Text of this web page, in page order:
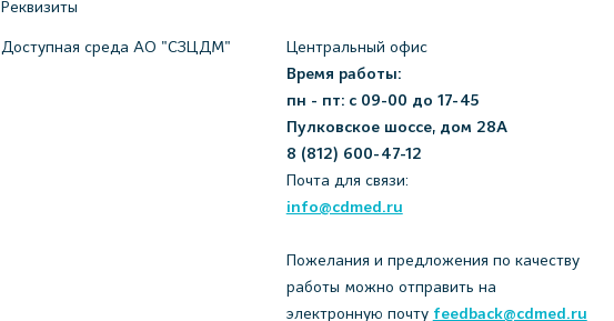
Реквизиты
Доступная среда АО "СЗЦДМ"
Центральный офис
Время работы:
пн - пт: с 09-00 до 17-45
Пулковское шоссе, дом 28А
8 (812) 600-47-12
Почта для связи:
info@cdmed.ru
Пожелания и предложения по качеству
работы можно отправить на
электронную почту feedback@cdmed.ru